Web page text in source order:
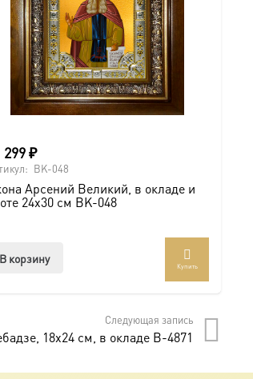
299₽
BK-048
Арсений Великий, в окладе и
24х30 см BK-048
В корзину
Купить
Следующая запись
18х24 см, в окладе B-4871